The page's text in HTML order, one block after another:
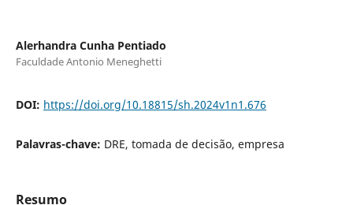
Alerhandra Cunha Pentiado
Faculdade Antonio Meneghetti
DOI: https://doi.org/10.18815/sh.2024v1n1.676
Palavras-chave: DRE, tomada de decisão, empresa
Resumo